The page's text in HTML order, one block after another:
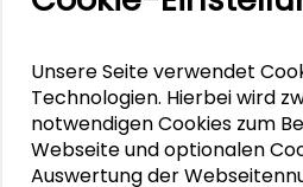
11. Internationale
"Demokratischer Wald"
Schlüsseltexte für die
Unsere Seite verwendet
Technologien. Hierbei wird
notwendigen Cookies zum
Webseite und optionalen
Auswertung der